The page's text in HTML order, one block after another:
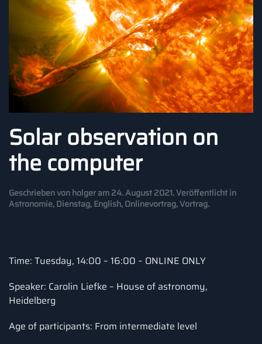
Solar observation on
the computer
Geschrieben vonholgeram24. August 2021. Veröffentlicht in
Astronomie,Dienstag,English,Onlinevortrag,Vortrag.
Time: Tuesday, 14:00 – 16:00 – ONLINE ONLY
Speaker: Carolin Liefke – House of astronomy,
Heidelberg
Age of participants: From intermediate level